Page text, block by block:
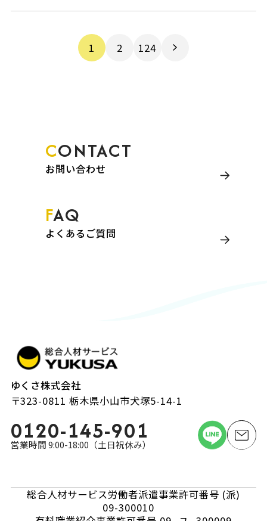
1 2 124
CONTACT
お問い合わせ
FAQ
よくあるご質問
ゆくさ株式会社
〒323-0811 栃木県小山市犬塚5-14-1
0120-145-901
営業時間 9:00-18:00（土日祝休み）
総合人材サービス労働者派遣事業許可番号 (派)
09-300010